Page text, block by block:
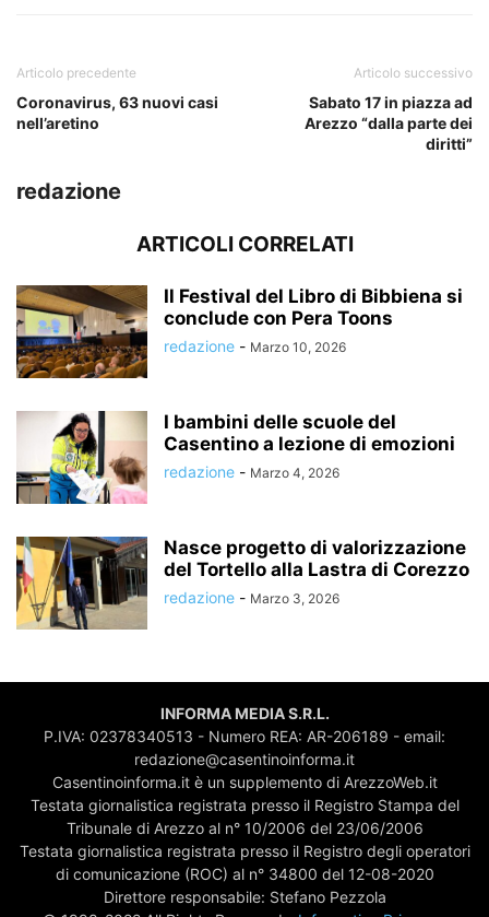
Articolo precedente
Coronavirus, 63 nuovi casi
nell’aretino
Articolo successivo
Sabato 17 in piazza ad
Arezzo “dalla parte dei
diritti”
redazione
ARTICOLI CORRELATI
Il Festival del Libro di Bibbiena si
conclude con Pera Toons
redazione - Marzo 10, 2026
I bambini delle scuole del
Casentino a lezione di emozioni
redazione - Marzo 4, 2026
Nasce progetto di valorizzazione
del Tortello alla Lastra di Corezzo
redazione - Marzo 3, 2026
INFORMA MEDIA S.R.L.
P.IVA: 02378340513 - Numero REA: AR-206189 - email:
redazione@casentinoinforma.it
Casentinoinforma.it è un supplemento di ArezzoWeb.it
Testata giornalistica registrata presso il Registro Stampa del
Tribunale di Arezzo al n° 10/2006 del 23/06/2006
Testata giornalistica registrata presso il Registro degli operatori
di comunicazione (ROC) al n° 34800 del 12-08-2020
Direttore responsabile: Stefano Pezzola